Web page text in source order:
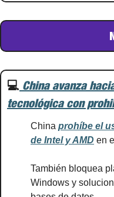
💻 China avanza
tecnológica con
China prohíbe el
de Intel y AMD en
También bloquea
Windows y